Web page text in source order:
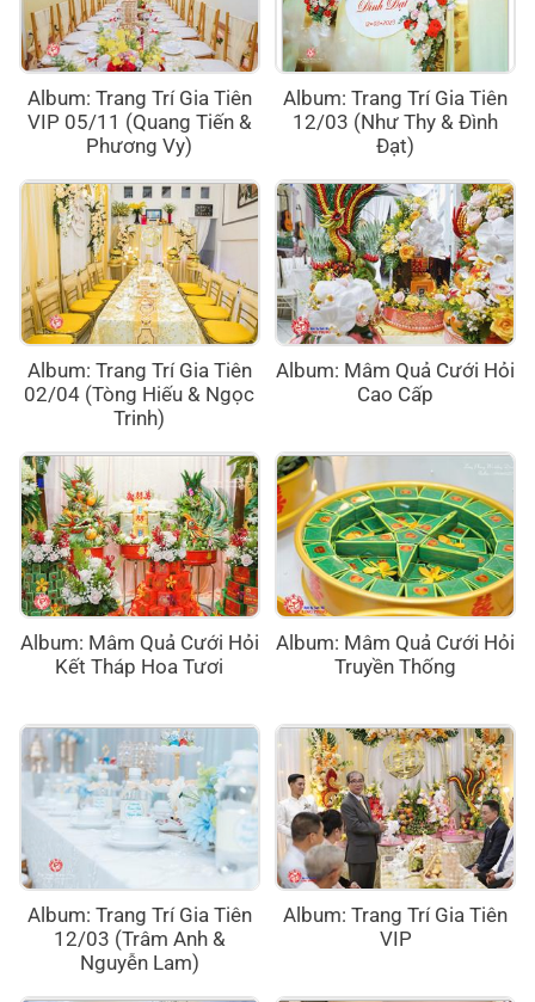
Album: Trang Trí Gia Tiên
VIP 05/11 (Quang Tiến &
Phương Vy)
Album: Trang Trí Gia Tiên
12/03 (Như Thy & Đình
Đạt)
Album: Trang Trí Gia Tiên
02/04 (Tòng Hiếu & Ngọc
Trinh)
Album: Mâm Quả Cưới Hỏi
Cao Cấp
Album: Mâm Quả Cưới Hỏi
Kết Tháp Hoa Tươi
Album: Mâm Quả Cưới Hỏi
Truyền Thống
Album: Trang Trí Gia Tiên
12/03 (Trâm Anh &
Nguyễn Lam)
Album: Trang Trí Gia Tiên
VIP